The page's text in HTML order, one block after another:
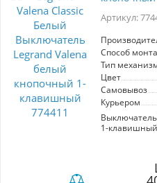
Артикул:
Способ
Тип
Цвет
Самовывоз
Курьером
1-
Сочетая
дизайн,